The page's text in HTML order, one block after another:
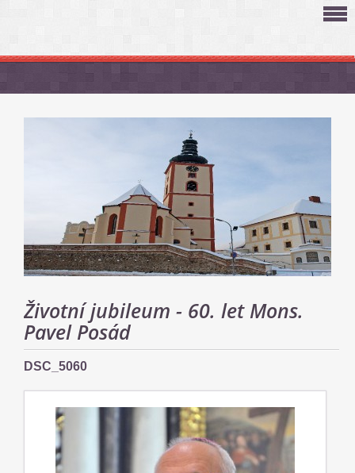
Životní jubileum - 60. let Mons.
Pavel Posád
DSC_5060